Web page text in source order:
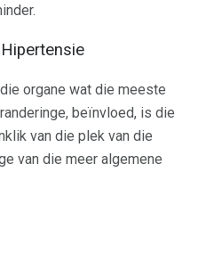
organe wat die meeste
beïnvloed, is die
van die plek van die
van die meer algemene